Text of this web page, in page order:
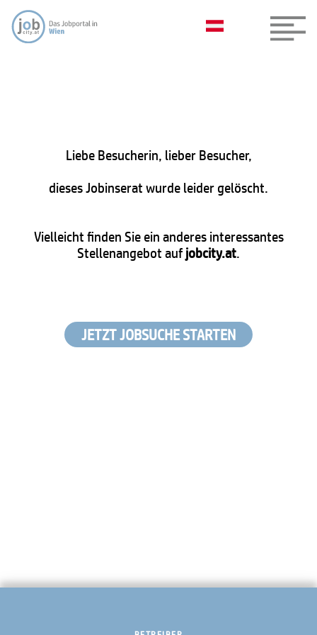
Liebe Besucherin, lieber Besucher,
dieses Jobinserat wurde leider gelöscht.
Vielleicht finden Sie ein anderes interessantes
Stellenangebot aufjobcity.at.
JETZT JOBSUCHE STARTEN